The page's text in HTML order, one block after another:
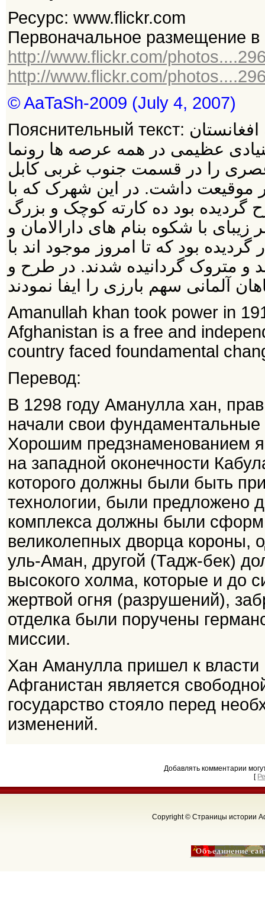
Ресурс: www.flickr.com
Первоначальное размещение в
http://www.flickr.com/
http://www.flickr.com/
© AaTaSh-2009 (July 4, 2007)
Пояснительный текст: شاه امان الله در سال 1298 بحیث شاه افغانستان
عظیمی در همه عرصه ها رونما
عصری را در قسمت جنوب غربی کابل
موقیعت داشت. در این شهرک که با
گردیده بود ده کارته کوچک و بزرگ
با شکوه بنام های دارالامان و
بود که تا امروز موجود اند با
و متروک گردانیده شدند. در طرح و
Amanullah khan took power in
Afghanistan is a free and
country faced foundamental
Перевод:
В 1298 году Аманулла хан,
начали свои
Хорошим предзнаменованием
на западной оконечности
которого должны были быть
технологии, были предложено
комплекса должны были
великолепных дворца короны,
уль-Аман, другой (Тадж-бек)
высокого холма, которые и до
жертвой огня (разрушений),
отделка были поручены
миссии.
Хан Аманулла пришел к власти
Афганистан является
государство стояло перед
изменений.
Добавлять комментарии
[
Copyright © Страницы истории